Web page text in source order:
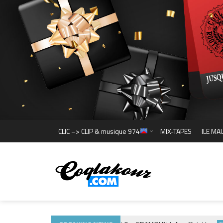
CLIC –> CLIP & musique 974 MIX-TAPES ILE